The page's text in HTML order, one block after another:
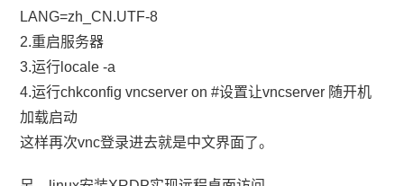
LANG=zh_CN.UTF-8
2.重启服务器
3.运行locale -a
4.运行chkconfig vncserver on #设置让vncserver 随开机
加载启动
这样再次vnc登录进去就是中文界面了。